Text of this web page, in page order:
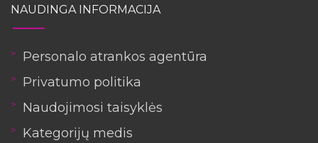
NAUDINGA INFORMACIJA
Personalo atrankos agentūra
Privatumo politika
Naudojimosi taisyklės
Kategorijų medis